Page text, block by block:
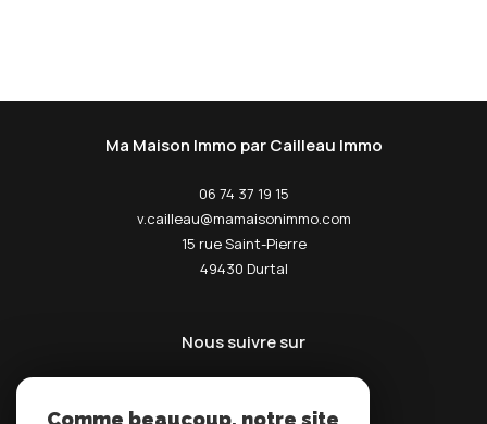
Ma Maison Immo par Cailleau Immo
06 74 37 19 15
v.cailleau@mamaisonimmo.com
15 rue Saint-Pierre
49430
durtal
Nous suivre sur
Comme beaucoup, notre site